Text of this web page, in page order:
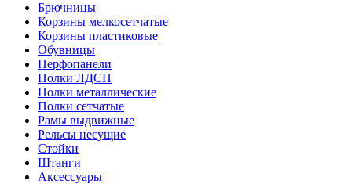
Брючницы
Корзины мелкосетчатые
Корзины пластиковые
Обувницы
Перфопанели
Полки ЛДСП
Полки металлические
Полки сетчатые
Рамы выдвижные
Рельсы несущие
Стойки
Штанги
Аксессуары